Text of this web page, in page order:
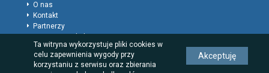
O nas
Kontakt
Partnerzy
Polityka prywatności
Regulamin
Reklama
Ta witryna wykorzystuje pliki cookies w
celu zapewnienia wygody przy
korzystaniu z serwisu oraz zbierania
Akceptuję